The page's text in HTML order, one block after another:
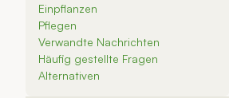
Einpflanzen
Pflegen
Verwandte Nachrichten
Häufig gestellte Fragen
Alternativen